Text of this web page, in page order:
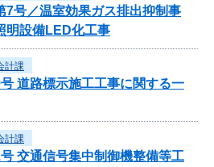
7号／温室効果ガス排出抑制事
設備LED化工事
計課
道路標示施工工事に関する一
計課
交通信号集中制御機整備等工